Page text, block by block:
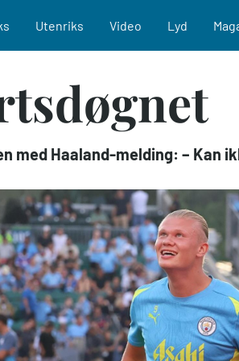
navigation
Utenriks Video Lyd
med Haaland-melding: – Kan